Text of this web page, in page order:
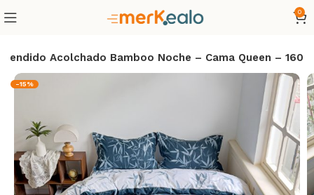
0
Tendido Acolchado Bamboo Noche – Cama Queen – 160
-15%